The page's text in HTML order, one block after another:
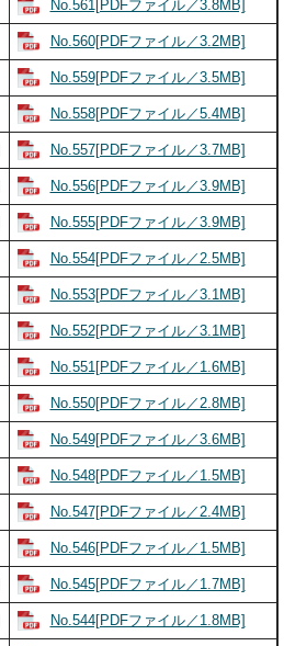
No.561[PDFファイル／3.8MB]
No.560[PDFファイル／3.2MB]
No.559[PDFファイル／3.5MB]
No.558[PDFファイル／5.4MB]
No.557[PDFファイル／3.7MB]
No.556[PDFファイル／3.9MB]
No.555[PDFファイル／3.9MB]
No.554[PDFファイル／2.5MB]
No.553[PDFファイル／3.1MB]
No.552[PDFファイル／3.1MB]
No.551[PDFファイル／1.6MB]
No.550[PDFファイル／2.8MB]
No.549[PDFファイル／3.6MB]
No.548[PDFファイル／1.5MB]
No.547[PDFファイル／2.4MB]
No.546[PDFファイル／1.5MB]
No.545[PDFファイル／1.7MB]
No.544[PDFファイル／1.8MB]